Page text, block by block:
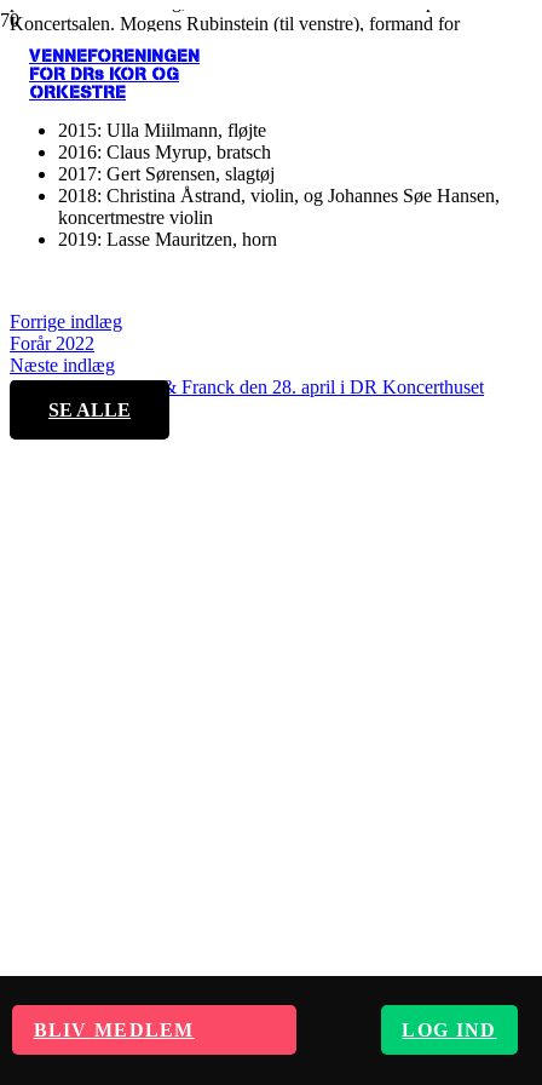
VENNEFORENINGEN
FOR DRs KOR OG
ORKESTRE
BLIV MEDLEM LOG IND
Koncertsalen. Mogens Rubinstein (til venstre), formand for
Venneforeningen for DR’s Kor og Orkestre deltog også i
uddelingen.
De har fået Peter Varmings Mindepris tidligere
2015: Ulla Miilmann, fløjte
2016: Claus Myrup, bratsch
2017: Gert Sørensen, slagtøj
2018: Christina Åstrand, violin, og Johannes Søe Hansen,
koncertmestre violin
2019: Lasse Mauritzen, horn
Forrige indlæg
Forår 2022
Næste indlæg
Særtilbud: Uryupin & Franck den 28. april i DR Koncerthuset
SE ALLE